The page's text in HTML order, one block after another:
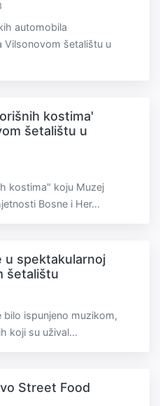
automobila
Vilsonovom šetalištu u
kostima'
šetalištu u
kostima" koju Muzej
Bosne i Her...
u spektakularnoj
šetalištu
ispunjeno muzikom,
koji su užival...
Street Food